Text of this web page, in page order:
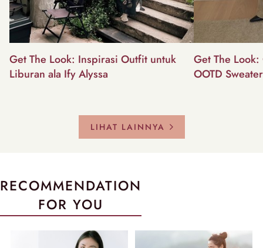
Get The Look: Inspirasi Outfit untuk
Liburan ala Ify Alyssa
Get The
OOTD
LIHAT LAINNYA
RECOMMENDATION
FOR YOU